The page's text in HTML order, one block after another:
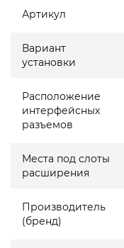
Артикул
Вариант
установки
Расположение
интерфейсных
разъемов
Места под слоты
расширения
Производитель
(бренд)